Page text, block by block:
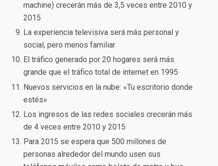
machine) crecerán más de 3,5 veces entre 2010 y
2015
La experiencia televisiva será más personal y
social, pero menos familiar
El tráfico generado por 20 hogares será más
grande que el tráfico total de internet en 1995
Nuevos servicios en la nube: «Tu escritorio donde
estés»
Los ingresos de las redes sociales crecerán más
de 4 veces entre 2010 y 2015
Para 2015 se espera que 500 millones de
personas alrededor del mundo usen sus